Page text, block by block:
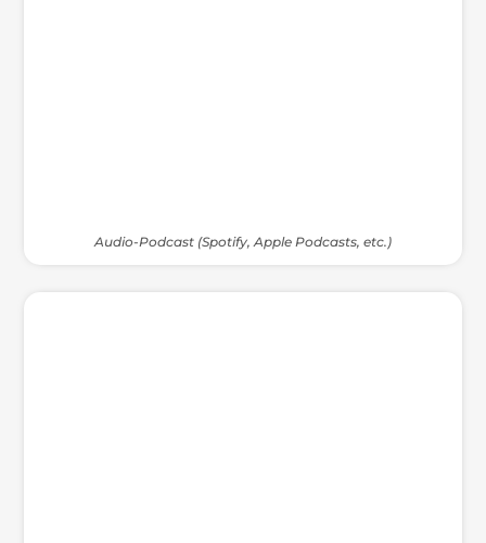
Audio-Podcast (Spotify, Apple Podcasts, etc.)